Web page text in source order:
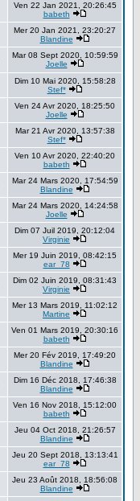
Ven 22 Jan 2021, 20:26:45
babeth
Mer 20 Jan 2021, 23:20:27
Blandine
Mar 08 Sept 2020, 10:59:59
Joelle
Dim 10 Mai 2020, 15:58:28
Stef*
Ven 24 Avr 2020, 18:25:50
Joelle
Mar 21 Avr 2020, 13:57:38
Stef*
Ven 10 Avr 2020, 22:40:20
babeth
Mar 24 Mars 2020, 17:54:59
Blandine
Mar 24 Mars 2020, 14:24:58
Joelle
Dim 07 Juil 2019, 20:12:04
Virginie
Mer 19 Juin 2019, 08:42:15
ear_78
Dim 02 Juin 2019, 08:31:43
Virginie
Mer 13 Mars 2019, 11:02:12
Martine
Ven 01 Mars 2019, 20:30:16
babeth
Mer 20 Fév 2019, 17:49:20
Blandine
Dim 16 Déc 2018, 17:46:38
Blandine
Ven 16 Nov 2018, 15:12:00
babeth
Jeu 04 Oct 2018, 21:26:57
Blandine
Jeu 20 Sept 2018, 13:13:41
ear_78
Jeu 23 Août 2018, 18:56:08
Blandine